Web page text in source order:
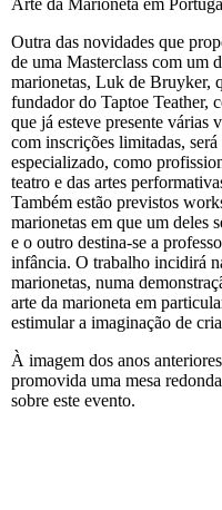
Arte da Marioneta em
Outra das novidades que
de uma Masterclass com um
marionetas, Luk de Bruyker,
fundador do Taptoe Teather,
que já esteve presente várias
com inscrições limitadas,
especializado, como
teatro e das artes
Também estão previstos
marionetas em que um deles
e o outro destina-se a
infância. O trabalho incidirá
marionetas, numa
arte da marioneta em
estimular a imaginação de
À imagem dos anos
promovida uma mesa
sobre este evento.